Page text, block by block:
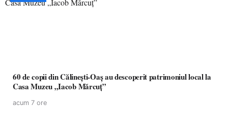
60 de copii din Călinești-Oaș au descoperit patrimoniul local la
Casa Muzeu „Iacob Mărcuț”
acum 7 ore